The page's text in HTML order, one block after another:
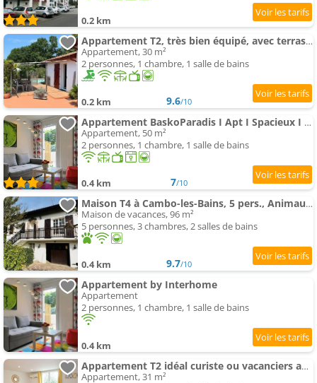
0.2 km
Appartement T2, très bien équipé, avec terrasse, jardin, et accès piscine, rénovation mars 2026
Appartement, 30 m²
2 personnes, 1 chambre, 1 salle de bains
0.2 km 9.6/10
Appartement BaskoParadis I Apt I Spacieux I Douillet I Coloré I Lit 160 I Terrasse I Patio
Appartement, 50 m²
2 personnes, 1 chambre, 1 salle de bains
0.4 km 7/10
Maison T4 à Cambo-les-Bains, 5 pers., Animaux admis, Internet - FR-1-495-114
Maison de vacances, 96 m²
5 personnes, 3 chambres, 2 salles de bains
0.4 km 9.7/10
Appartement by Interhome
Appartement
2 personnes, 1 chambre, 1 salle de bains
0.4 km
Appartement T2 idéal curiste ou vacanciers au centre de Cambo
Appartement, 31 m²